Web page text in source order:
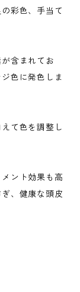
彩色、手当て
含まれてお
色に発色しま
て色を調整し
ント効果も高
、健康な頭皮